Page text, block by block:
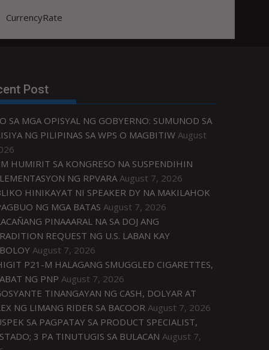
CurrencyRate
Post
SA MGA OPISYAL NG GOBYERNO: SUMUNOD SA
NG PILIPINAS SA WPS O MAGBITIW August
HUMIRIT SA KONGRESO NA SUSPENDIHIN
NG RPVARA August 7, 2026
HINIKAYAT NI SPEAKER DY NA MAKILAHOK
NG MGA BATAS August 7, 2026
PINAAARAL NA SA DOJ ANG
REQUEST NG U.S. LABAN KAY
August 7, 2026
P21-M HALAGANG SMUGGLED CIGARETTES,
NG PNP August 7, 2026
TINANGAYAN NG CASH, DOLYAR AT
NG LIMANG RIDER SA BACOOR August 7, 2026
SA PAGPATAY SA PRODUCT SPECIALIST,
3 PA TINUTUGIS SA BULACAN August 7,